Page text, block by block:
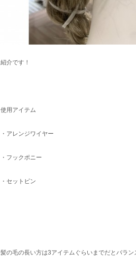
紹介です！
使用アイテム
・アレンジワイヤー
・フックポニー
・セットピン
髪の毛の長い方は3アイテムぐらいまでだとバラン